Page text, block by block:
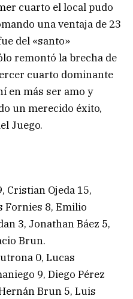
cuarto el local pudo
una ventaja de 23
del «santo»
remontó la brecha de
cuarto dominante
en más ser amo y
un merecido éxito,
Juego.
Cristian Ojeda 15,
Fornies 8, Emilio
3, Jonathan Báez 5,
Brun.
0, Lucas
9, Diego Pérez
Brun 5, Luis